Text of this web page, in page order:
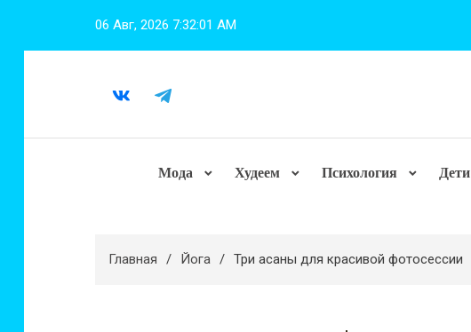
06 Авг, 2026 7:32:02 AM
Мода Худеем Психология Дети
Главная Йога Три асаны для красивой фотосессии